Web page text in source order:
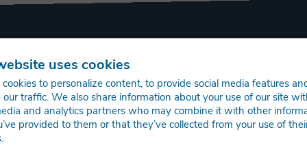
uses cookies
to personalize content, to provide social media features
our traffic. We also share information about your use of our site
and analytics partners who may combine it with other
provided to them or that they’ve collected from your use of
i kontakt med vores
Last name